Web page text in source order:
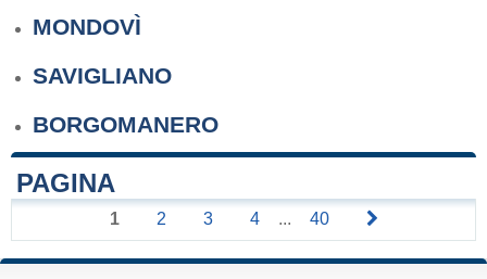
MONDOVÌ
SAVIGLIANO
BORGOMANERO
PAGINA
1 2 3 4 ... 40